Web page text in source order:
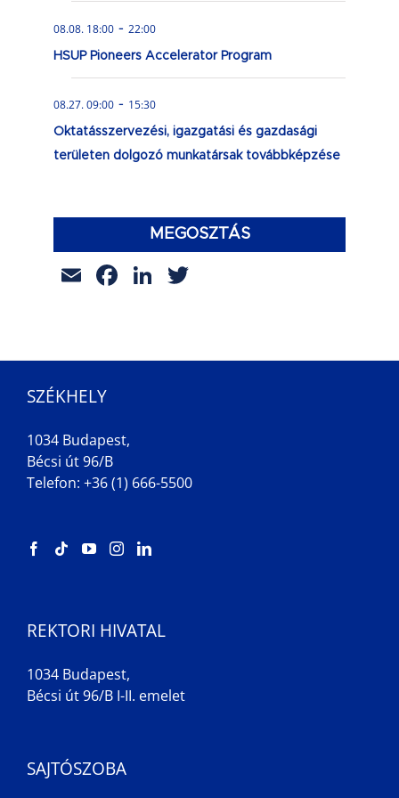
08.08. 18:00 - 22:00
HSUP Pioneers Accelerator Program
08.27. 09:00 - 15:30
Oktatásszervezési, igazgatási és gazdasági
területen dolgozó munkatársak továbbképzése
MEGOSZTÁS
EmailFacebook
LinkedIn
SZÉKHELY
1034 Budapest,
Bécsi út 96/B
Telefon: +36 (1) 666-5500
REKTORI HIVATAL
1034 Budapest,
Bécsi út 96/B I-II. emelet
SAJTÓSZOBA